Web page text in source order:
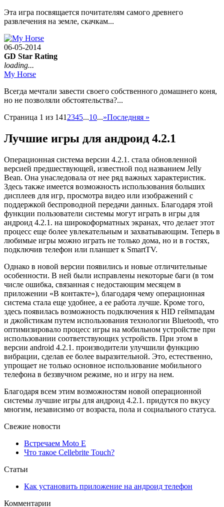
Эта игра посвящается почитателям самого древнего
развлечения на земле, скачкам...
06-05-2014
GD Star Rating
loading...
My Horse
Всегда мечтали завести своего собственного домашнего коня,
но не позволяли обстоятельства?...
Страница 1 из 141 2345...10...»Последняя »
Лучшие игры для андроид 4.2.1
Операционная система версии 4.2.1. стала обновленной
версией предшествующей, известной под названием Jelly
Bean. Она унаследовала от нее ряд важных характеристик.
Здесь также имеется возможность использования больших
дисплеев для игр, просмотра видео или изображений с
поддержкой беспроводной передачи данных. Благодаря этой
функции пользователи системы могут играть в игры для
андроид 4.2.1. на широкоформатных экранах, что делает этот
процесс еще более увлекательным и захватывающим. Теперь в
любимые игры можно играть не только дома, но и в гостях,
подключив телефон или планшет к SmartTV.
Однако в новой версии появились и новые отличительные
особенности. В ней были исправлены некоторые баги (в том
числе ошибка, связанная с недостающим месяцем в
приложении «В контакте»), благодаря чему операционная
система стала еще удобнее, а ее работа лучше. Кроме того,
здесь появилась возможность подключения к HID геймпадам
и джойстикам путем использования технологии Bluetooth, что
оптимизировало процесс игры на мобильном устройстве при
использовании соответствующих устройств. При этом в
версии android 4.2.1. производители улучшили функцию
вибрации, сделав ее более выразительной. Это, естественно,
упрощает не только основное использование мобильного
телефона в беззвучном режиме, но и игру на нем.
Благодаря всем этим возможностям новой операционной
системы лучшие игры для андроид 4.2.1. придутся по вкусу
многим, независимо от возраста, пола и социального статуса.
Свежие новости
Встречаем Moto E
Что такое Cellebrite Touch?
Статьи
Как установить приложение на андроид телефон
Комментарии